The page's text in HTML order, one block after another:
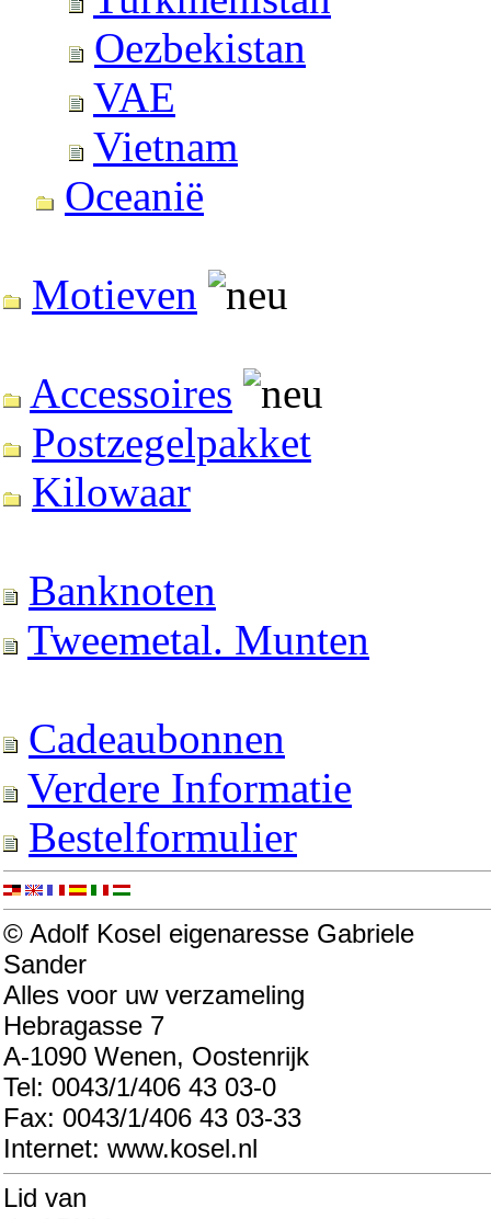
Oezbekistan
VAE
Vietnam
Oceanië
Motieven
Accessoires
Postzegelpakket
Kilowaar
Banknoten
Tweemetal. Munten
Cadeaubonnen
Verdere Informatie
Bestelformulier
© Adolf Kosel eigenaresse Gabriele
Sander
Alles voor uw verzameling
Hebragasse 7
A-1090 Wenen, Oostenrijk
Tel: 0043/1/406 43 03-0
Fax: 0043/1/406 43 03-33
Internet: www.kosel.nl
Lid van